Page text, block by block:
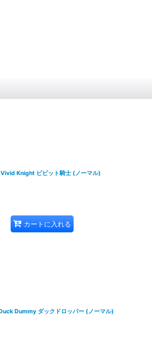
Knight ビビット騎士 (ノーマル)
カートに入れる
Dummy ダックドロッパー (ノーマル)